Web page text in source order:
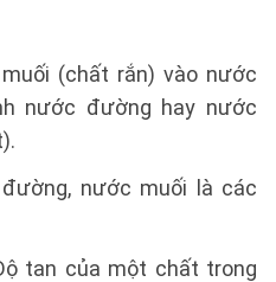
(chất rắn) vào nước
nước đường hay nước
nước muối là các
tan của một chất trong